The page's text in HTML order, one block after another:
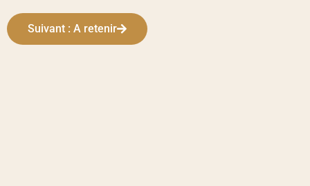
Suivant : A retenir